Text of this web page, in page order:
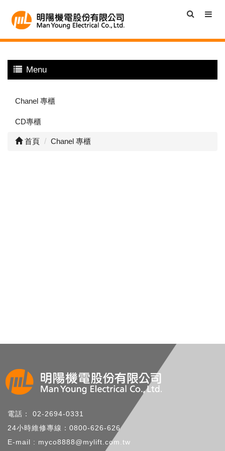
Menu
Chanel 專櫃
CD專櫃
首頁 Chanel 專櫃
電話： 02-2694-0331
24小時維修專線：0800-626-626
E-mail : myco8888@mylift.com.tw